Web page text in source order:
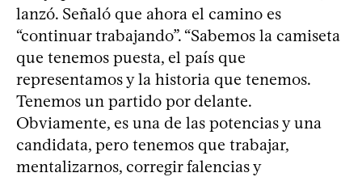
lanzó. Señaló que ahora el camino es
“continuar trabajando”. “Sabemos la camiseta
que tenemos puesta, el país que
representamos y la historia que tenemos.
Tenemos un partido por delante.
Obviamente, es una de las potencias y una
candidata, pero tenemos que trabajar,
mentalizarnos, corregir falencias y